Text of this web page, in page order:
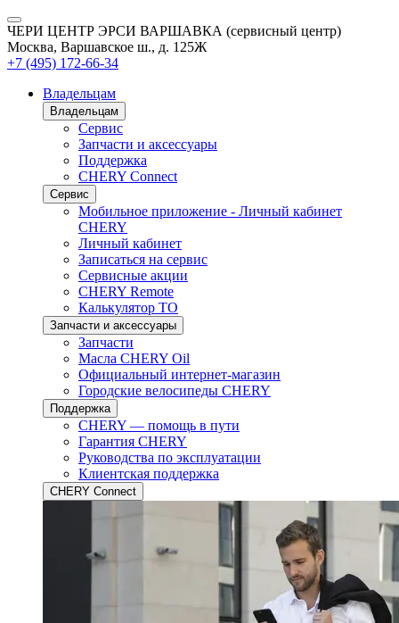
ЧЕРИ ЦЕНТР ЭРСИ ВАРШАВКА (сервисный центр)
Москва, Варшавское ш., д. 125Ж
+7 (495) 172-66-34
Владельцам
Владельцам
Сервис
Запчасти и аксессуары
Поддержка
CHERY Connect
Сервис
Мобильное приложение - Личный кабинет
CHERY
Личный кабинет
Записаться на сервис
Сервисные акции
CHERY Remote
Калькулятор ТО
Запчасти и аксессуары
Запчасти
Масла CHERY Oil
Официальный интернет-магазин
Городские велосипеды CHERY
Поддержка
CHERY — помощь в пути
Гарантия CHERY
Руководства по эксплуатации
Клиентская поддержка
CHERY Connect